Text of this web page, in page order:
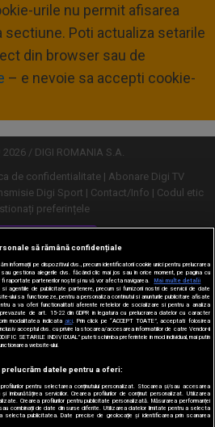
urile nu permit afisarea
Poti actualiza setarile
din browser sau de
– e nevoie sa accepti cookie-
/ DIGI ROMANIA S.A.
de confidentialitate
Abonare Digi TV
Digi Sport Contact/Info
Codul etic
preferințele
desktop
să rămână confidențiale
informații pe dispozitivul dvs., precum identificatorii cookie unici pentru prelucrarea
gestiona alegerile dvs. făcând clic mai jos sau în orice moment, pe pagina cu
raportate partenerilor noștri și nu vă vor afecta navigarea.
Mai multe detalii
agentiile de publicitate partenere, precum si furnizorii nostri de servicii de date
ului sa functioneze, pentru a personaliza continutul si anunturile publicitare afisate
a va oferi functionalitati aferente retelelor de socializare si pentru a analiza
de art. 15-22 din GDPR in legatura cu prelucrarea datelor cu caracter
modalitatea indicata aici. Prin click pe “ACCEPT TOATE”, acceptati folosirea
acceptul dvs. cu privire la stocarea/accesarea informatiilor de catre Vendor-ii
SETARILE INDIVIDUAL” puteti schimba preferintele in mod individual, mai putin
website-ului.
datele pentru a oferi:
pentru selectarea conținutului personalizat. Stocarea și/sau accesarea
îmbunătățirea serviciilor. Crearea profilurilor de conținut personalizat. Utilizarea
Crearea profilurilor pentru publicitate personalizată. Măsurarea performanței
combinații de date din surse diferite. Utilizarea datelor limitate pentru a selecta
selecta publicitatea. Date precise de geolocație și identificarea prin scanarea